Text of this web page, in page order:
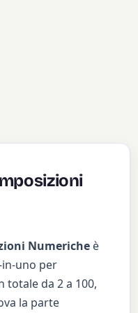
Numeriche è
uno per
totale da 2 a 100,
la parte